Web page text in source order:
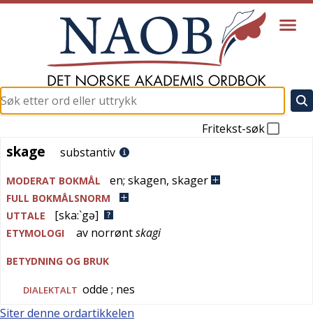
Fritekst-søk
skage
skage substantiv
MODERAT BOKMÅL en; skagen, skager
FULL BOKMÅLSNORM
UTTALE
[ska:`gə]
ETYMOLOGI av norrøntskagi
BETYDNING OG BRUK
DIALEKTALT odde ; nes
Siter denne ordartikkelen